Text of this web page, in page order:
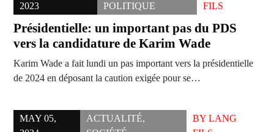
2023
POLITIQUE
FILS
Présidentielle: un important pas du PDS
vers la candidature de Karim Wade
Karim Wade a fait lundi un pas important vers la présidentielle
de 2024 en déposant la caution exigée pour se…
MAY 05,
ACTUALITÉ,
BYLANG